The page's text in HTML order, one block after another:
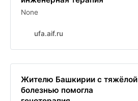
None
ufa.aif.ru
Жителю Башкирии с тяжёлой
болезнью помогла